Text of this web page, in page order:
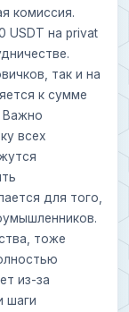
комиссия.
USDT на privat
так и на
к сумме
Важно
всех
для того,
тоже
из-за
шаги